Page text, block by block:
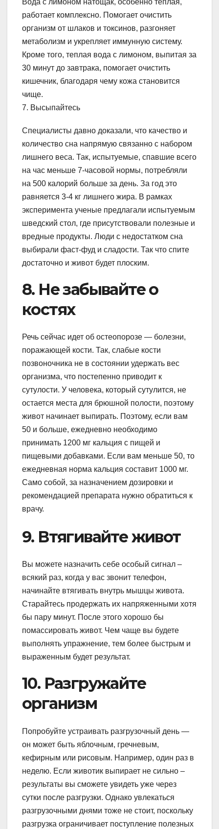
Вода с лимоном натощак, особенно теплая,
работает комплексно. Помогает очистить
организм от шлаков и токсинов, разгоняет
метаболизм и укрепляет иммунную систему.
Кроме того, теплая вода с лимоном, выпитая за
30 минут до завтрака, помогает очистить
кишечник, благодаря чему кожа становится
чище.
7. Высыпайтесь
Специалисты давно доказали, что качество и
количество сна напрямую связанно с набором
лишнего веса. Так, испытуемые, спавшие всего
на час меньше 7-часовой нормы, потребляли
на 500 калорий больше за день. За год это
равняется 3-4 кг лишнего жира. В рамках
эксперимента ученые предлагали испытуемым
шведский стол, где присутствовали полезные и
вредные продукты. Люди с недостатком сна
выбирали фаст-фуд и сладости. Так что спите
достаточно и живот будет плоским.
8. Не забывайте о
костях
Речь сейчас идет об остеопорозе — болезни,
поражающей кости. Так, слабые кости
позвоночника не в состоянии удержать вес
организма, что постепенно приводит к
сутулости. У человека, который сутулится, не
остается места для брюшной полости, поэтому
живот начинает выпирать. Поэтому, если вам
50 и больше, ежедневно необходимо
принимать 1200 мг кальция с пищей и
пищевыми добавками. Если вам меньше 50, то
ежедневная норма кальция составит 1000 мг.
Само собой, за назначением дозировки и
рекомендацией препарата нужно обратиться к
врачу.
9. Втягивайте живот
Вы можете назначить себе особый сигнал –
всякий раз, когда у вас звонит телефон,
начинайте втягивать внутрь мышцы живота.
Старайтесь продержать их напряженными хотя
бы пару минут. После этого хорошо бы
помассировать живот. Чем чаще вы будете
выполнять упражнение, тем более быстрым и
выраженным будет результат.
10. Разгружайте
организм
Попробуйте устраивать разгрузочный день —
он может быть яблочным, гречневым,
кефирным или рисовым. Например, один раз в
неделю. Если животик выпирает не сильно –
результаты вы сможете увидеть уже через
сутки после разгрузки. Однако увлекаться
разгрузочными днями тоже не стоит, поскольку
разгрузка ограничивает поступление полезных